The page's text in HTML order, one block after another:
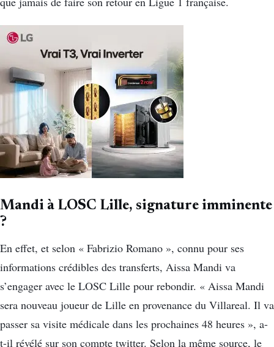
Mandi à LOSC Lille, signature imminente
?
En effet, et selon « Fabrizio Romano », connu pour ses
informations crédibles des transferts, Aissa Mandi va
s’engager avec le LOSC Lille pour rebondir. « Aissa Mandi
sera nouveau joueur de Lille en provenance du Villareal. Il va
passer sa visite médicale dans les prochaines 48 heures », a-
t-il révélé sur son compte twitter. Selon la même source, le